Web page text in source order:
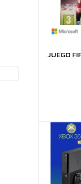
JUEGO